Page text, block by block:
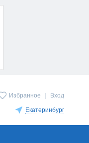
Избранное Вход
Екатеринбург